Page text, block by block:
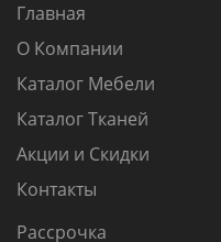
Главная
О Компании
Каталог Мебели
Каталог Тканей
Акции и Скидки
Контакты
Рассрочка